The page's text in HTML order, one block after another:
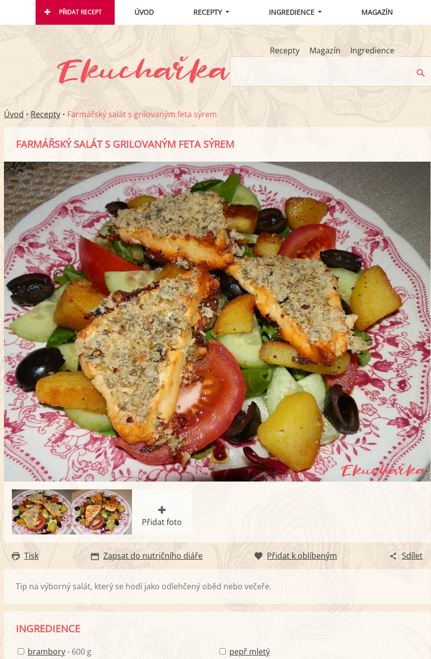
PŘIDAT RECEPT ÚVOD RECEPTY INGREDIENCE MAGAZÍN
Recepty Magazín
Ingredience
Úvod • Recepty • Farmářský salát s grilovaným feta sýrem
FARMÁŘSKÝ SALÁT S GRILOVANÝM FETA SÝREM
Přidat foto
Tisk Zapsat do nutričního diáře Přidat k oblíbeným Sdílet
Tip na výborný salát, který se hodí jako odlehčený oběd nebo večeře.
INGREDIENCE
brambory- 600 g
pepř mletý